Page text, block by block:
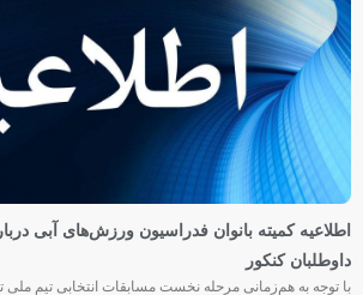
اطلاعیه کمیته بانوان فدراسیون ورزش‌های آبی
داوطلبان کنکور
با توجه به هم‌زمانی مرحله نخست مسابقات انتخابی تیم ملی